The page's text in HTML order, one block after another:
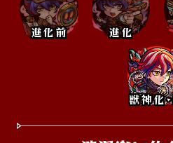
進化前 進化
獣神化